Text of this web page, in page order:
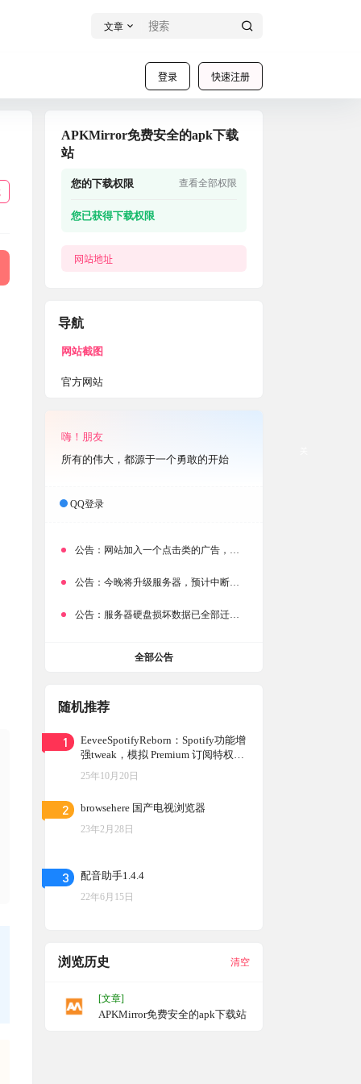
文章
登录 快速注册
APKMirror免费安全的apk下载
站
您的下载权限 查看全部权限
您已获得下载权限
网站地址
导航
网站截图
官方网站
嗨！朋友
所有的伟大，都源于一个勇敢的开始
QQ登录
公告： 网站加入一个点击类的广告，大家点击下载按钮需要注意
公告： 今晚将升级服务器，预计中断时常为1分钟
公告： 服务器硬盘损坏数据已全部迁移备份，网站恢复完成！
全部公告
随机推荐
1
EeveeSpotifyReborn：Spotify功能增
强tweak，模拟 Premium 订阅特权，
畅享更多音乐
25年10月20日
2 browsehere 国产电视浏览器
23年2月28日
3 配音助手1.4.4
22年6月15日
浏览历史 清空
[文章]
APKMirror免费安全的apk下载站